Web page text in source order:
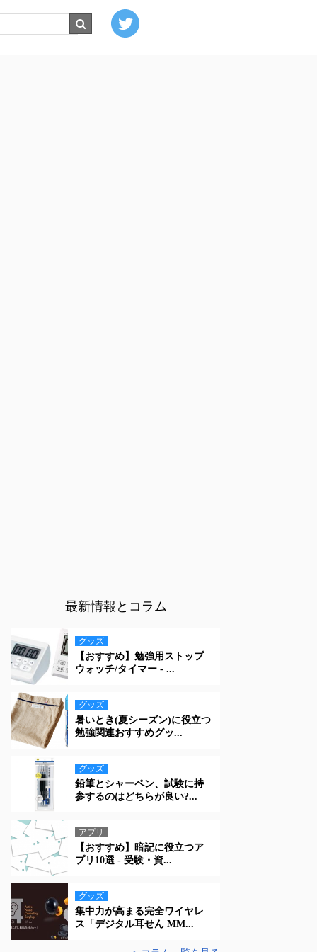
最新情報とコラム
グッズ
【おすすめ】勉強用ストップ
ウォッチ/タイマー - ...
グッズ
暑いとき(夏シーズン)に役立つ
勉強関連おすすめグッ...
グッズ
鉛筆とシャーペン、試験に持
参するのはどちらが良い?...
アプリ
【おすすめ】暗記に役立つア
プリ10選 - 受験・資...
グッズ
集中力が高まる完全ワイヤレ
ス「デジタル耳せん MM...